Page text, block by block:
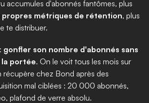
métriques de rétention, plus
te distribuer.
gonfler son nombre d'abonnés sans
portée. On le voit tous les mois sur
chez Bond après des
mal ciblées : 20 000 abonnés,
plafond de verre absolu.